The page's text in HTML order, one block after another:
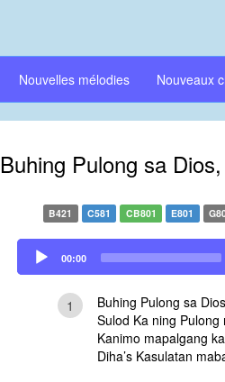
Nouvelles mélodies Nouveaux
Buhing Pulong sa
B421 C581 CB801 E801
Audio
Player
00:00
1
Buhing Pulong sa
Sulod Ka ning Pulong
Kanimo mapalgang
Diha’s Kasulatan